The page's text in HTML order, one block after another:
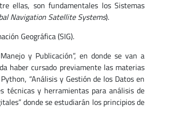
ellas, son fundamentales los Sistemas
Navigation Satellite Systems).
Geográfica (SIG).
y Publicación”, en donde se van a
haber cursado previamente las materias
“Análisis y Gestión de los Datos en
técnicas y herramientas para análisis de
donde se estudiarán los principios de